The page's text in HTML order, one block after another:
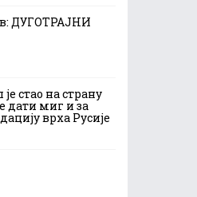
ДУГОТРАЈНИ
стао на страну
дати миг и за
врха Русије